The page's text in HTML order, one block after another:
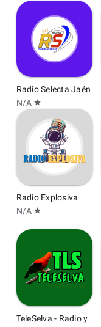
Radio Selecta Jaén
N/A star
Radio Explosiva
N/A star
TeleSelva - Radio y